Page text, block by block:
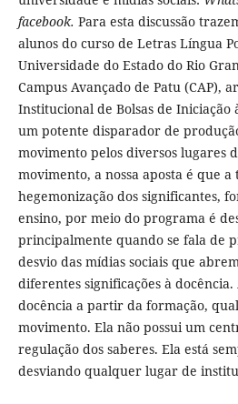
facebook. Para esta discussão
alunos do curso de Letras Língua
Universidade do Estado do Rio
Campus Avançado de Patu (CAP),
Institucional de Bolsas de Iniciação
um potente disparador de
movimento pelos diversos lugares
movimento, a nossa aposta é que
hegemonização dos significantes,
ensino, por meio do programa é
principalmente quando se fala de
desvio das mídias sociais que
diferentes significações à docência.
docência a partir da formação,
movimento. Ela não possui um
regulação dos saberes. Ela está
desviando qualquer lugar de